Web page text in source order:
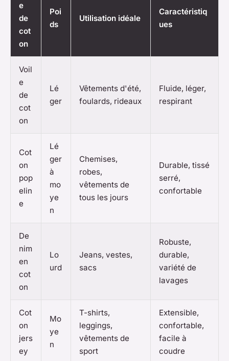
e
de
cot
on
Poi
ds
Utilisation idéale
Caractéristiq
ues
Voil
e
de
cot
on
Lé
ger
Vêtements d'été,
foulards, rideaux
Fluide, léger,
respirant
Cot
on
pop
elin
e
Lé
ger
à
mo
ye
n
Chemises,
robes,
vêtements de
tous les jours
Durable, tissé
serré,
confortable
De
nim
en
cot
on
Lo
urd
Jeans, vestes,
sacs
Robuste,
durable,
variété de
lavages
Cot
on
jers
ey
Mo
ye
n
T-shirts,
leggings,
vêtements de
sport
Extensible,
confortable,
facile à
coudre